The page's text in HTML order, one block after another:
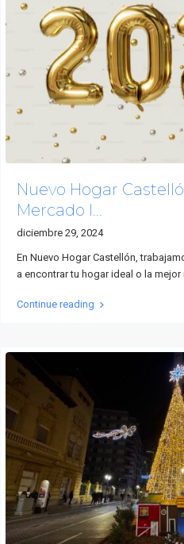
Nuevo Hogar
Mercado I...
diciembre 29, 2024
En Nuevo Hogar Castellón,
a encontrar tu hogar ideal o la mejor
Continue reading